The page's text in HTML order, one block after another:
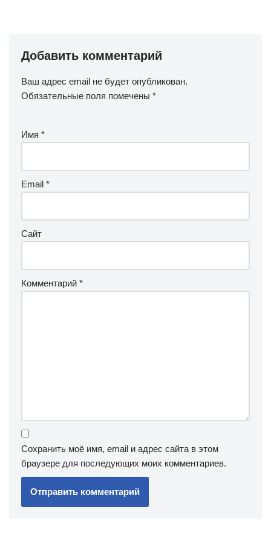
Добавить комментарий
Ваш адрес email не будет опубликован.
Обязательные поля помечены *
Имя *
Email *
Сайт
Комментарий *
Сохранить моё имя, email и адрес сайта в этом
браузере для последующих моих комментариев.